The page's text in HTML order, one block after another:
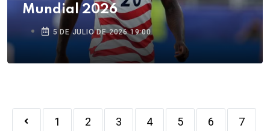
Mundial 2026
5 DE JULIO DE 2026 19:00
1 2 3 4 5 6 7